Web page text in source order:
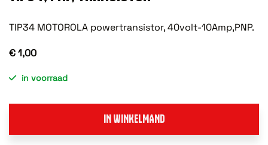
TIP34 MOTOROLA powertransistor, 40volt-10Amp,PNP.
€ 1,00
in voorraad
IN WINKELMAND